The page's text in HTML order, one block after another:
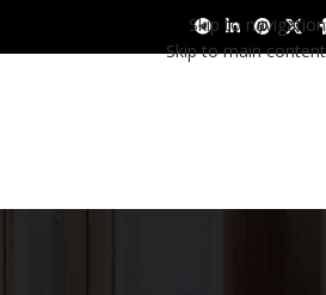
Skip to navigation
Skip to main content